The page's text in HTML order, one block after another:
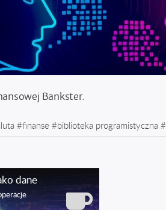
Bankster.
#finanse #biblioteka programistyczna #
dane